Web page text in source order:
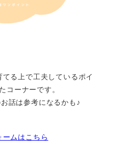
る上で工夫しているポイ
コーナーです。
話は参考になるかも♪
ームはこちら